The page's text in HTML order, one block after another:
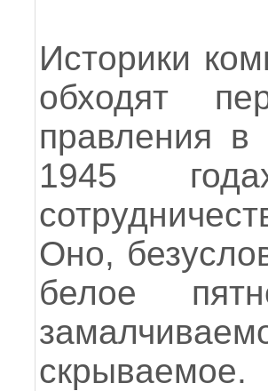
Историки
обходят
правления
1945
Оно,
белое
скрываемое.